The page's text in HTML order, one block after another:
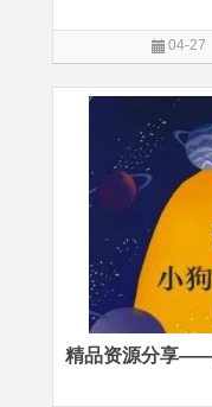
04-27
精品资源分享——